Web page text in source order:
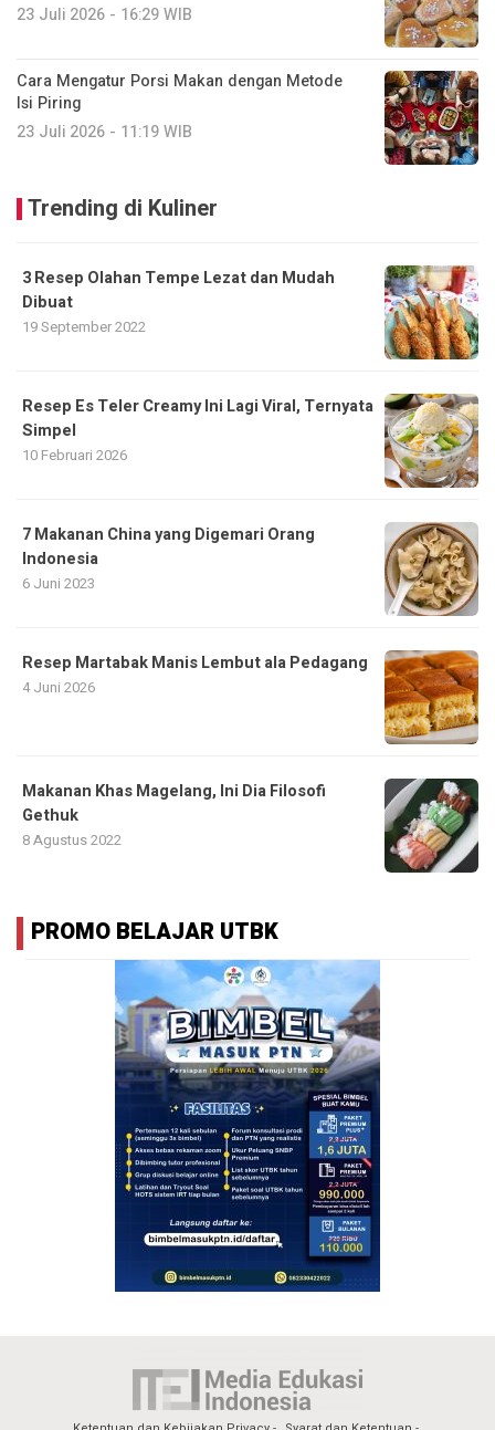
23 Juli 2026 - 16:29 WIB
Cara Mengatur Porsi Makan dengan Metode
Isi Piring
23 Juli 2026 - 11:19 WIB
Trending di Kuliner
3 Resep Olahan Tempe Lezat dan Mudah
Dibuat
19 September 2022
Resep Es Teler Creamy Ini Lagi Viral, Ternyata
Simpel
10 Februari 2026
7 Makanan China yang Digemari Orang
Indonesia
6 Juni 2023
Resep Martabak Manis Lembut ala Pedagang
4 Juni 2026
Makanan Khas Magelang, Ini Dia Filosofi
Gethuk
8 Agustus 2022
PROMO BELAJAR UTBK